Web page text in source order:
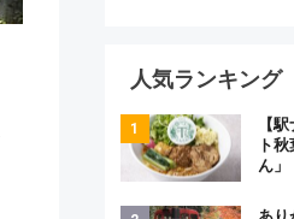
人気ランキング
【
ト
ん
オ